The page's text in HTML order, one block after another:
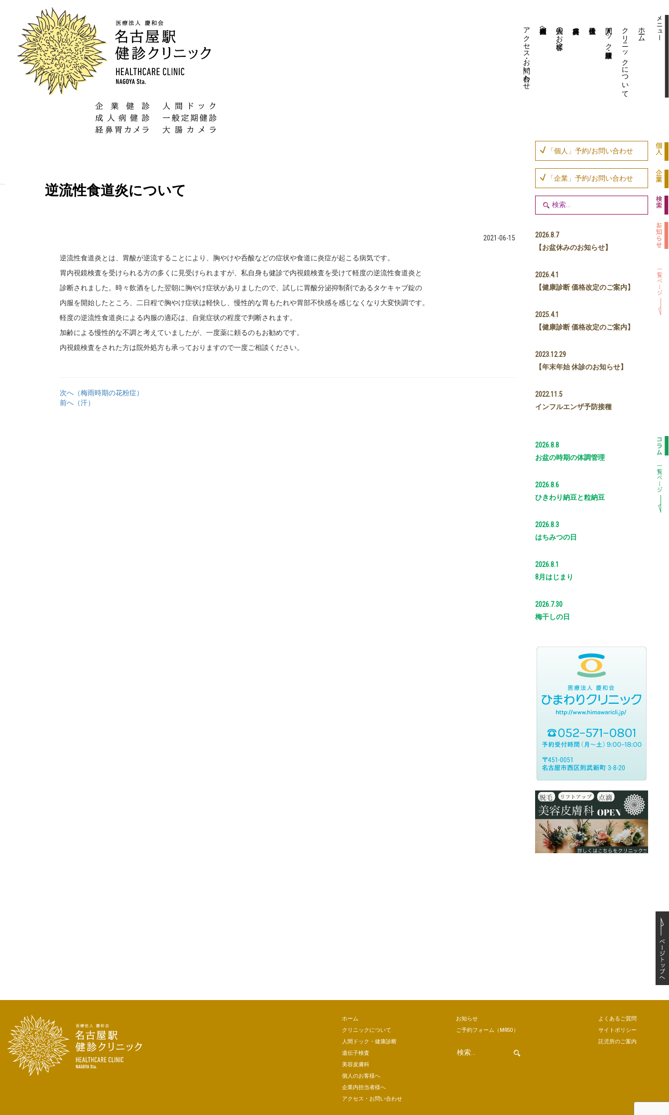
アクセス・お問い合わせ 企業内担当者様へ 個人のお客様へ 人間ドック・健康診断 クリニックについて ホーム
逆流性食道炎について
2021-06-15
逆流性食道炎とは、胃酸が逆流することにより、胸やけや呑酸などの症状や食道に炎症が起こる病気です。
胃内視鏡検査を受けられる方の多くに見受けられますが、私自身も健診で内視鏡検査を受けて軽度の逆流性食道炎と
診断されました。時々飲酒をした翌朝に胸やけ症状がありましたので、試しに胃酸分泌抑制剤であるタケキャブ錠の
内服を開始したところ、二日程で胸やけ症状は軽快し、慢性的な胃もたれや胃部不快感を感じなくなり大変快調です。
軽度の逆流性食道炎による内服の適応は、自覚症状の程度で判断されます。
加齢による慢性的な不調と考えていましたが、一度薬に頼るのもお勧めです。
内視鏡検査をされた方は院外処方も承っておりますので一度ご相談ください。
次へ（梅雨時期の花粉症）
前へ（汗）
「個人」予約/お問い合わせ
「企業」予約/お問い合わせ
2026.8.7
【お盆休みのお知らせ】
2026.4.1
【健康診断 価格改定のご案内】
2025.4.1
【健康診断 価格改定のご案内】
2023.12.29
【年末年始 休診のお知らせ】
2022.11.5
インフルエンザ予防接種
2026.8.8
お盆の時期の体調管理
2026.8.6
ひきわり納豆と粒納豆
2026.8.3
はちみつの日
2026.8.1
8月はじまり
2026.7.30
梅干しの日
ホーム
クリニックについて
人間ドック・健康診断
遺伝子検査
美容皮膚科
個人のお客様へ
企業内担当者様へ
アクセス・お問い合わせ
お知らせ
ご予約フォーム （MRSO）
よくあるご質問
サイトポリシー
託児所のご案内